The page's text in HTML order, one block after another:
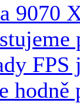
9070
FPS
hodně